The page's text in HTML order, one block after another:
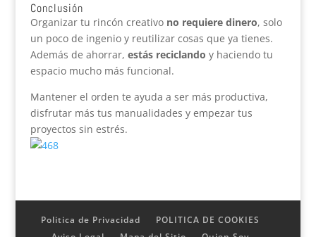
Conclusión
Organizar tu rincón creativo no requiere dinero, solo
un poco de ingenio y reutilizar cosas que ya tienes.
Además de ahorrar, estás reciclando y haciendo tu
espacio mucho más funcional.
Mantener el orden te ayuda a ser más productiva,
disfrutar más tus manualidades y empezar tus
proyectos sin estrés.
Politica de Privacidad
POLITICA DE COOKIES